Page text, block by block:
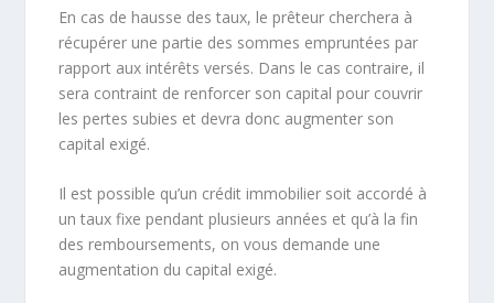
En cas de hausse des taux, le prêteur cherchera à
récupérer une partie des sommes empruntées par
rapport aux intérêts versés. Dans le cas contraire, il
sera contraint de renforcer son capital pour couvrir
les pertes subies et devra donc augmenter son
capital exigé.
Il est possible qu’un crédit immobilier soit accordé à
un taux fixe pendant plusieurs années et qu’à la fin
des remboursements, on vous demande une
augmentation du capital exigé.